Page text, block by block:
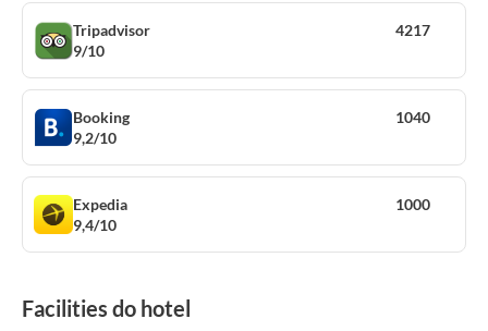
Tripadvisor
9/10
4217
Booking
9,2/10
1040
Expedia
9,4/10
1000
Facilities do hotel